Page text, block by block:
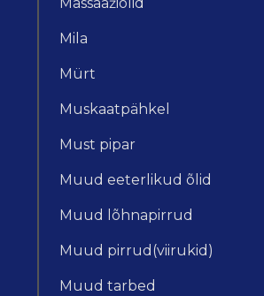
Mila
Mürt
Muskaatpähkel
Must pipar
Muud eeterlikud õlid
Muud lõhnapirrud
Muud pirrud(viirukid)
Muud tarbed